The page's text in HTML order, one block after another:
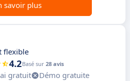
savoir plus
flexible
4.2Basé sur 28 avis
gratuit
Démo gratuite